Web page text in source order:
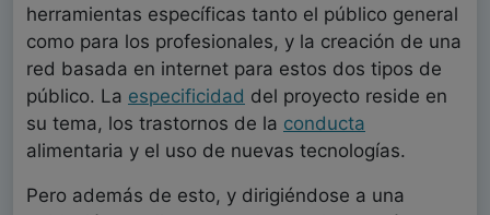
herramientas específicas tanto el público general
como para los profesionales, y la creación de una
red basada en internet para estos dos tipos de
público. La especificidad del proyecto reside en
su tema, los trastornos de la conducta
alimentaria y el uso de nuevas tecnologías.
Pero además de esto, y dirigiéndose a una